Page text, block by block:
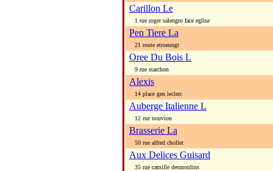
Carillon Le
1 rue roger salengro face eglise
Pen Tiere La
21 route etroeungt
Oree Du Bois L
9 rue starchon
Alexis
14 place gen leclerc
Auberge Italienne L
12 rue nouvion
Brasserie La
50 rue alfred chollet
Aux Delices Guisard
35 rue camille desmoulins